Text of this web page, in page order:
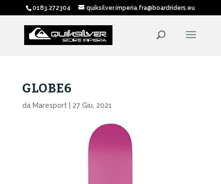
0183.272304 quiksilver.imperia.fra@boardriders.eu
GLOBE6
da Maresport 27 Giu, 2021